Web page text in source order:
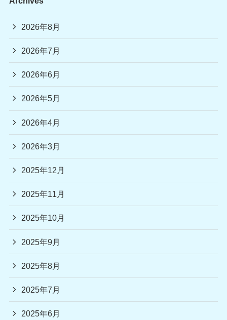
2026年8月
2026年7月
2026年6月
2026年5月
2026年4月
2026年3月
2025年12月
2025年11月
2025年10月
2025年9月
2025年8月
2025年7月
2025年6月